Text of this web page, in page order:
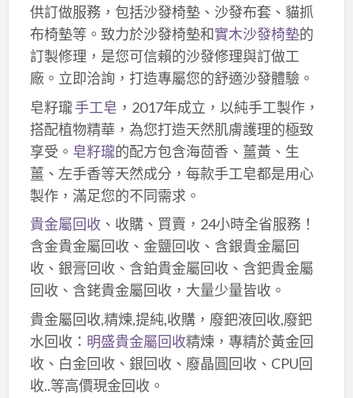
供訂做服務，包括沙發椅墊、沙發布套、貓抓
布椅墊等。致力於沙發椅墊和實木沙發椅墊的
訂製修理，是您可信賴的沙發修理與訂做工
廠。立即洽詢，打造專屬您的舒適沙發體驗。
皂籽瓏手工皂 ，2017年成立，以純手工製作，
搭配植物精華，為您打造天然肌膚護理的極致
享受。 皂籽瓏的配方包含海茴香、薑黃、生
薑、左手香等天然成分，每款手工皂都是用心
製作，滿足您的不同需求。
貴金屬回收、收購、買賣，24小時全省服務！
含金貴金屬回收、金鹽回收、含銀貴金屬回
收、銀膏回收、含鉑貴金屬回收、含鈀貴金屬
回收、含銠貴金屬回收，大量少量皆收。
貴金屬回收,精煉,提純,收購，廢鈀液回收,廢鈀
水回收： 明盛貴金屬回收精煉，專精於黃金回
收、白金回收、銀回收、廢晶圓回收、CPU回
收..等高價現金回收。